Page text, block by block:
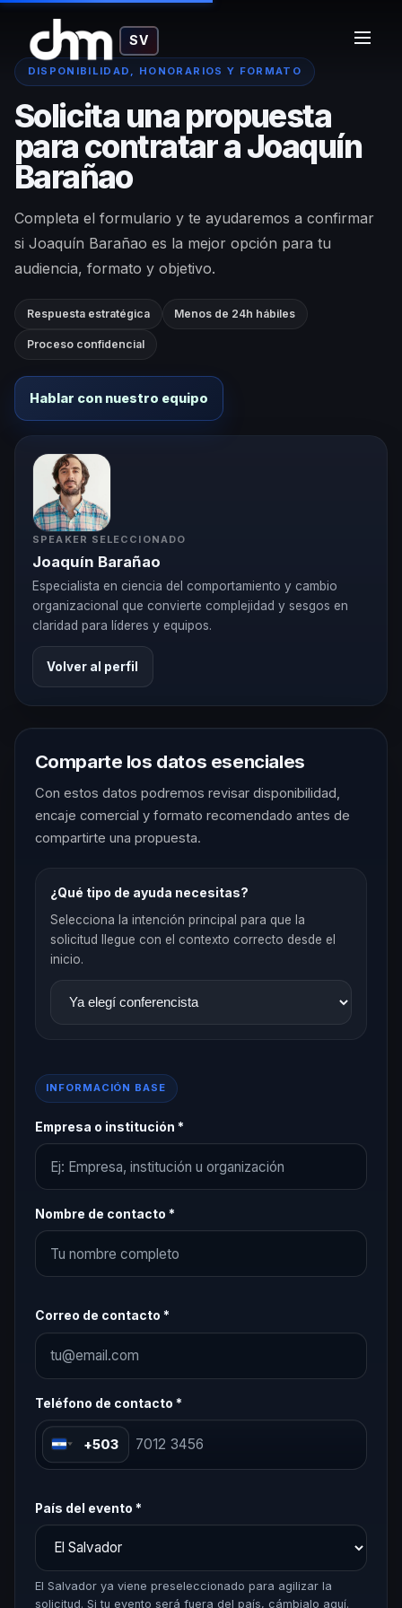
SV
DISPONIBILIDAD, HONORARIOS Y FORMATO
Solicita una propuesta
para contratar a Joaquín
Barañao
Completa el formulario y te ayudaremos a confirmar
si Joaquín Barañao es la mejor opción para tu
audiencia, formato y objetivo.
Respuesta estratégica Menos de 24h hábiles
Proceso confidencial
Hablar con nuestro equipo
SPEAKER SELECCIONADO
Joaquín Barañao
Especialista en ciencia del comportamiento y cambio
organizacional que convierte complejidad y sesgos en
claridad para líderes y equipos.
Volver al perfil
Comparte los datos esenciales
Con estos datos podremos revisar disponibilidad,
encaje comercial y formato recomendado antes de
compartirte una propuesta.
¿Qué tipo de ayuda necesitas?
Selecciona la intención principal para que la
solicitud llegue con el contexto correcto desde el
inicio.
INFORMACIÓN BASE
Empresa o institución *
Nombre de contacto *
Correo de contacto *
Teléfono de contacto *
+503
País del evento *
El Salvador ya viene preseleccionado para agilizar la
solicitud. Si tu evento será fuera del país, cámbialo aquí.